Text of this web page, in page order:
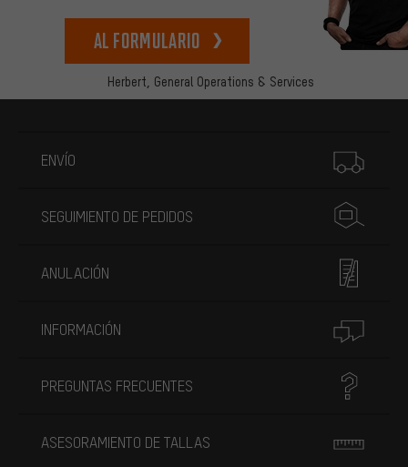
Herbert, General Operations & Services
Al formulario
ENVÍO
SEGUIMIENTO DE PEDIDOS
ANULACIÓN
INFORMACIÓN
PREGUNTAS FRECUENTES
ASESORAMIENTO DE TALLAS